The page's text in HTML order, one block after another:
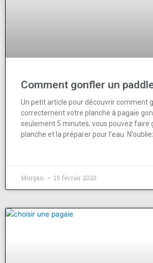
Comment gonfler un
Un petit article pour découvrir comment
correctement votre planche à pagaie
seulement 5 minutes, vous pouvez faire
planche et la préparer pour l’eau.
Morgan 19 février 2020